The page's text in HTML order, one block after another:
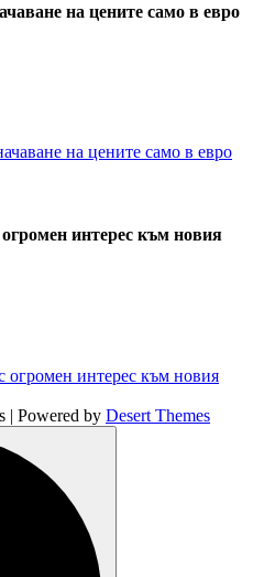
на цените само в евро
интерес към новия
| Powered by Desert Themes